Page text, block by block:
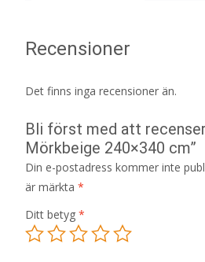
Recensioner
Det finns inga recensioner än.
Bli först med att
Mörkbeige 240×340 cm”
Din e-postadress kommer inte
är märkta *
Ditt betyg *